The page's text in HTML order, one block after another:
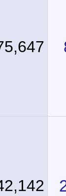
175,647
242,142